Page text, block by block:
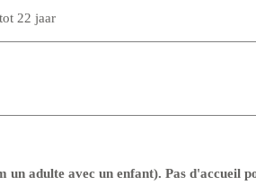
22 jaar
adulte avec un enfant). Pas d'accueil